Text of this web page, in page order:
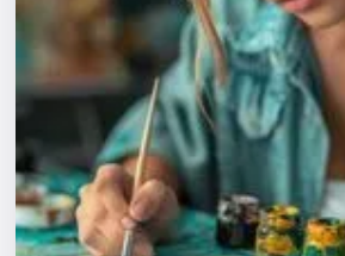
Артисты